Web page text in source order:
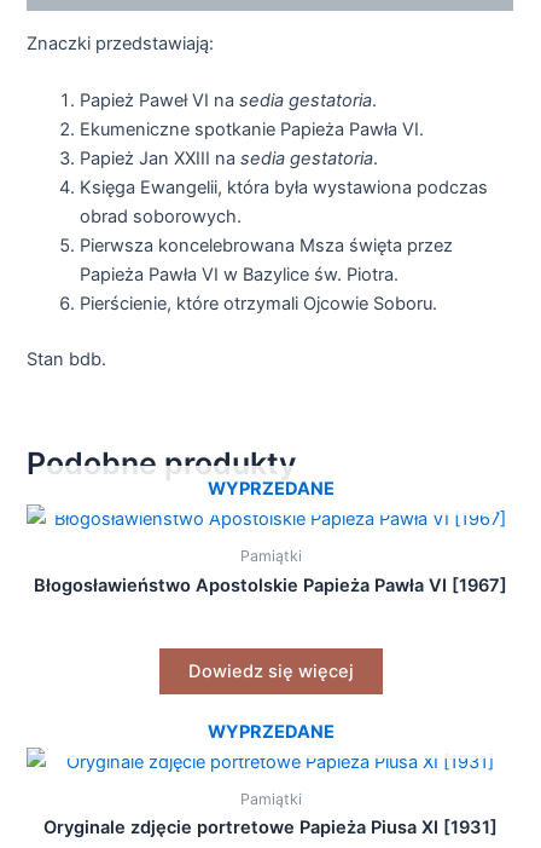
Znaczki przedstawiają:
Papież Paweł VI nasedia gestatoria.
Ekumeniczne spotkanie Papieża Pawła VI.
Papież Jan XXIII nasedia gestatoria.
Księga Ewangelii, która była wystawiona podczas
obrad soborowych.
Pierwsza koncelebrowana Msza święta przez
Papieża Pawła VI w Bazylice św. Piotra.
Pierścienie, które otrzymali Ojcowie Soboru.
Stan bdb.
Podobne produkty
WYPRZEDANE
Pamiątki
Błogosławieństwo Apostolskie Papieża Pawła VI [1967]
Dowiedz się więcej
WYPRZEDANE
Pamiątki
Oryginale zdjęcie portretowe Papieża Piusa XI [1931]